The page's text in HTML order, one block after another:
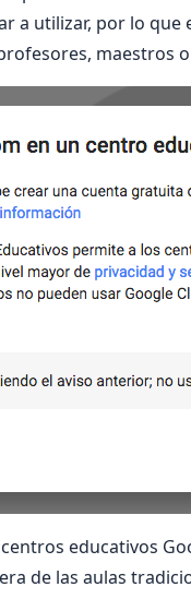
a utilizar, por lo
maestros
educativos
de las aulas